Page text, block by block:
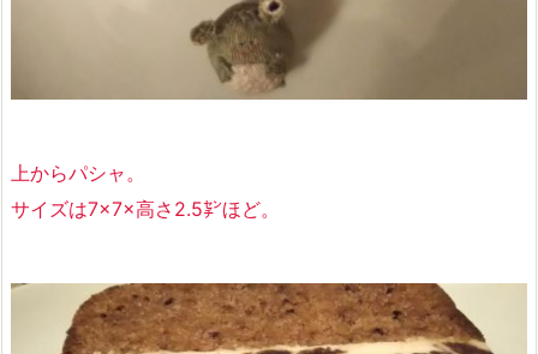
上からパシャ。
サイズは7×7×高さ2.5㌢ほど。